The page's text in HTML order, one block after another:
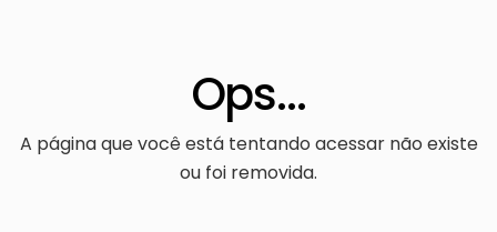
Ops...
A página que você está tentando acessar não existe
ou foi removida.